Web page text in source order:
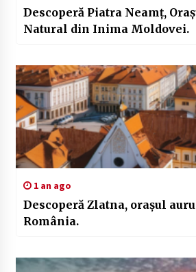
Descoperă Piatra Neamț,
Natural din Inima Moldovei.
1 an ago
Descoperă Zlatna, orașul
România.